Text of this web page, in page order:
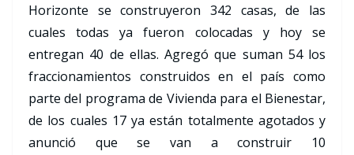
Horizonte se construyeron 342 casas, de las
cuales todas ya fueron colocadas y hoy se
entregan 40 de ellas. Agregó que suman 54 los
fraccionamientos construidos en el país como
parte del programa de Vivienda para el Bienestar,
de los cuales 17 ya están totalmente agotados y
anunció que se van a construir 10